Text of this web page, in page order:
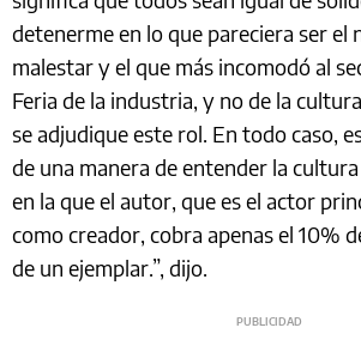
detenerme en lo que pareciera ser el
malestar y el que más incomodó al
Feria de la industria, y no de la
se adjudique este rol. En todo caso,
de una manera de entender la
en la que el autor, que es el actor
como creador, cobra apenas el 10%
de un ejemplar.”, dijo.